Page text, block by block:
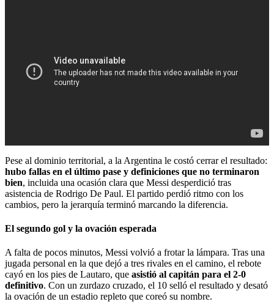
Pese al dominio territorial, a la Argentina le costó cerrar el resultado:
hubo fallas en el último pase y definiciones que no terminaron
bien, incluida una ocasión clara que Messi desperdició tras
asistencia de Rodrigo De Paul. El partido perdió ritmo con los
cambios, pero la jerarquía terminó marcando la diferencia.
El segundo gol y la ovación esperada
A falta de pocos minutos, Messi volvió a frotar la lámpara. Tras una
jugada personal en la que dejó a tres rivales en el camino, el rebote
cayó en los pies de Lautaro, que asistió al capitán para el 2-0
definitivo. Con un zurdazo cruzado, el 10 selló el resultado y desató
la ovación de un estadio repleto que coreó su nombre.